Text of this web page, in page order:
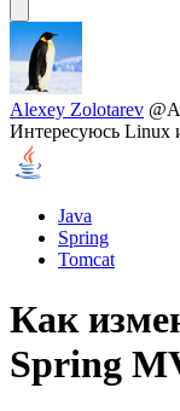
Alexey Zolotarev
Интересуюсь Linux
Java
Spring
Tomcat
Как
Spring